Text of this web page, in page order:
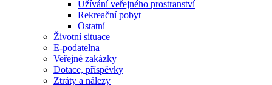
Užívání veřejného prostranství
Rekreační pobyt
Ostatní
Životní situace
E-podatelna
Veřejné zakázky
Dotace, příspěvky
Ztráty a nálezy